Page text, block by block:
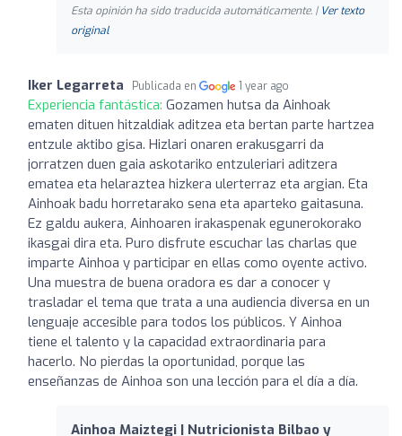
Esta opinión ha sido traducida automáticamente. | Ver texto
original
Iker Legarreta Publicada en 1 year ago
Experiencia fantástica: Gozamen hutsa da Ainhoak
ematen dituen hitzaldiak aditzea eta bertan parte hartzea
entzule aktibo gisa. Hizlari onaren erakusgarri da
jorratzen duen gaia askotariko entzuleriari aditzera
ematea eta helaraztea hizkera ulerterraz eta argian. Eta
Ainhoak badu horretarako sena eta aparteko gaitasuna.
Ez galdu aukera, Ainhoaren irakaspenak egunerokorako
ikasgai dira eta. Puro disfrute escuchar las charlas que
imparte Ainhoa y participar en ellas como oyente activo.
Una muestra de buena oradora es dar a conocer y
trasladar el tema que trata a una audiencia diversa en un
lenguaje accesible para todos los públicos. Y Ainhoa
tiene el talento y la capacidad extraordinaria para
hacerlo. No pierdas la oportunidad, porque las
enseñanzas de Ainhoa son una lección para el día a día.
Ainhoa Maiztegi | Nutricionista Bilbao y